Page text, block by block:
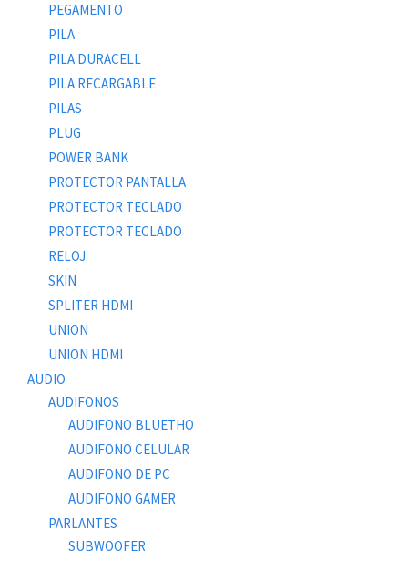
PEGAMENTO
PILA
PILA DURACELL
PILA RECARGABLE
PILAS
PLUG
POWER BANK
PROTECTOR PANTALLA
PROTECTOR TECLADO
PROTECTOR TECLADO
RELOJ
SKIN
SPLITER HDMI
UNION
UNION HDMI
AUDIO
AUDIFONOS
AUDIFONO BLUETHO
AUDIFONO CELULAR
AUDIFONO DE PC
AUDIFONO GAMER
PARLANTES
SUBWOOFER